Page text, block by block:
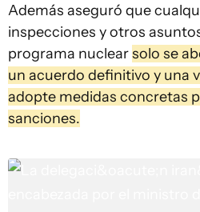
Además aseguró que
inspecciones y otros
programa nuclearsolo se
un acuerdo definitivo y una
adopte medidas concretas
sanciones.